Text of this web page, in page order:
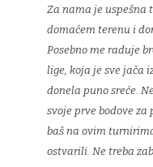
Za nama je uspešna
domaćem terenu i
Posebno me raduje
lige, koja je sve jača
donela puno sreće.
svoje prve bodove
baš na ovim
ostvarili. Ne treba